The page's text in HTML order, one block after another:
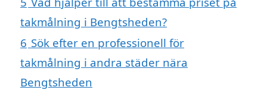
takmålning i Bengtsheden?
6 Sök efter en professionell för
takmålning i andra städer nära
Bengtsheden